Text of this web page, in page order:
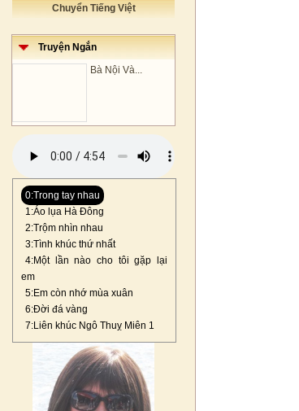
Chuyển Tiếng Việt
Truyện Ngắn
Bà Nội Và...
0:Trong tay nhau
1:Áo lụa Hà Đông
2:Trộm nhìn nhau
3:Tình khúc thứ nhất
4:Một lần nào cho tôi gặp lại
em
5:Em còn nhớ mùa xuân
6:Đời đá vàng
7:Liên khúc Ngô Thuỵ Miên 1